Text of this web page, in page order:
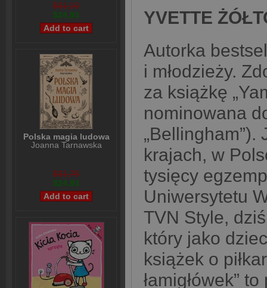
$31,10
$24,93
Polska magia ludowa
Joanna Tarnawska
$31,78
$24,93
YVETTE
Autorka
i młodzieży.
za książkę
nominowana
„Bellingham”).
krajach, w
tysięcy
Uniwersytetu
TVN Style,
który jako
książek o
łamigłówek”